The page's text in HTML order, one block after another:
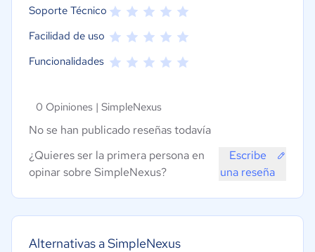
Alternativas a SimpleNexus
Soporte Técnico
Facilidad de uso
Funcionalidades
0 Opiniones | SimpleNexus
No se han publicado reseñas todavía
¿Quieres ser la primera persona en
opinar sobre SimpleNexus?
Escribe
una reseña